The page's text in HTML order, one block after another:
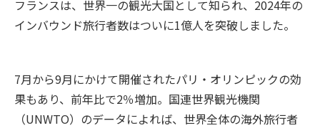
フランスは、世界一の観光大国として知られ、2024年の
インバウンド旅行者数はついに1億人を突破しました。
7月から9月にかけて開催されたパリ・オリンピックの効
果もあり、前年比で2％増加。国連世界観光機関
（UNWTO）のデータによれば、世界全体の海外旅行者